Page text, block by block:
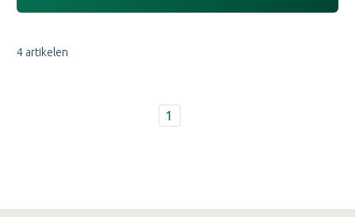
4 artikelen
1